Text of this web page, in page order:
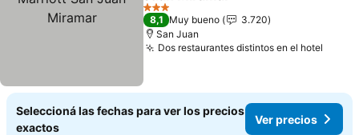
3 Estrellas
8,1 Muy bueno
3.720
San Juan
Dos restaurantes distintos en el hotel
Seleccioná las fechas para ver los precios
exactos
Ver precios